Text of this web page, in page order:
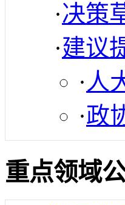
·决策
·建议
· 人
·政
重点领域